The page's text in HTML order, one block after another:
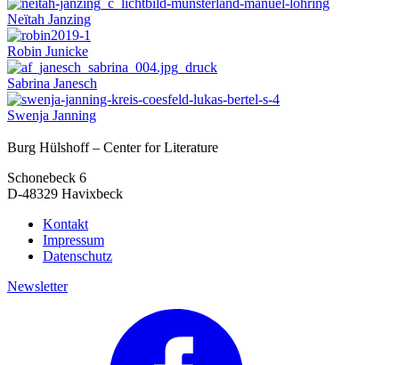
Neïtah Janzing
Robin Junicke
Sabrina Janesch
Swenja Janning
Burg Hülshoff – Center for Literature
Schonebeck 6
D-48329 Havixbeck
Kontakt
Impressum
Datenschutz
Newsletter